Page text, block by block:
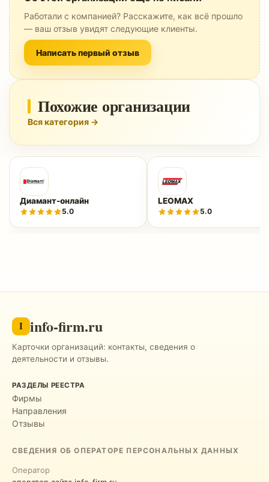
Работали с компанией? Расскажите, как всё прошло
— ваш отзыв увидят следующие клиенты.
Написать первый отзыв
Похожие организации
Вся категория →
Диамант-онлайн
5.0
LEOMAX
5.0
I info-firm.ru
Карточки организаций: контакты, сведения о
деятельности и отзывы.
РАЗДЕЛЫ РЕЕСТРА
Фирмы
Направления
Отзывы
СВЕДЕНИЯ ОБ ОПЕРАТОРЕ ПЕРСОНАЛЬНЫХ ДАННЫХ
Оператор